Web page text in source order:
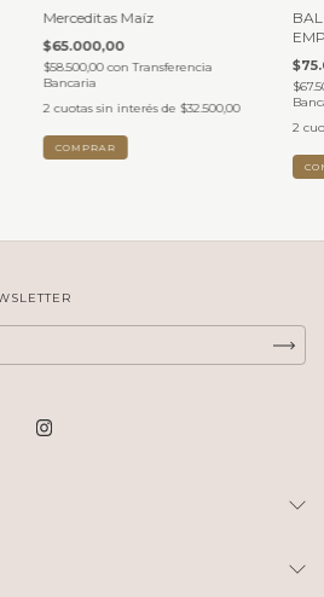
Merceditas Maíz
$65.000,00
$58.500,00con Transferencia
Bancaria
2 cuotas sin interés de $32.500,00
COMPRAR
2